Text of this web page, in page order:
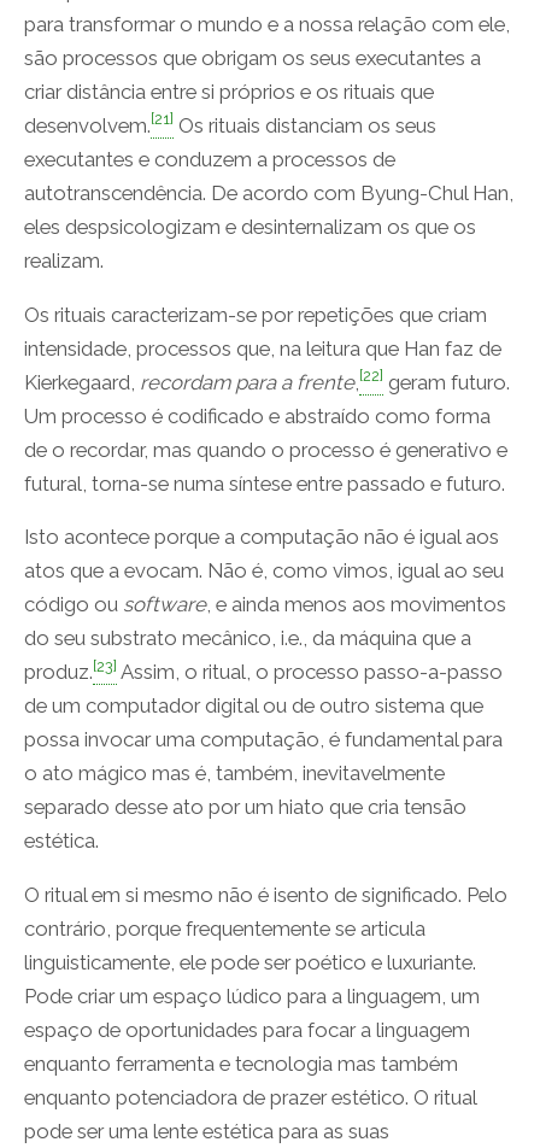
para transformar o mundo e a nossa relação com ele,
são processos que obrigam os seus executantes a
criar distância entre si próprios e os rituais que
desenvolvem. [21] Os rituais distanciam os seus
executantes e conduzem a processos de
autotranscendência. De acordo com Byung-Chul Han,
eles despsicologizam e desinternalizam os que os
realizam.
Os rituais caracterizam-se por repetições que criam
intensidade, processos que, na leitura que Han faz de
Kierkegaard, recordam para a frente, [22] geram futuro.
Um processo é codificado e abstraído como forma
de o recordar, mas quando o processo é generativo e
futural, torna-se numa síntese entre passado e futuro.
Isto acontece porque a computação não é igual aos
atos que a evocam. Não é, como vimos, igual ao seu
código ou software, e ainda menos aos movimentos
do seu substrato mecânico, i.e., da máquina que a
produz. [23] Assim, o ritual, o processo passo-a-passo
de um computador digital ou de outro sistema que
possa invocar uma computação, é fundamental para
o ato mágico mas é, também, inevitavelmente
separado desse ato por um hiato que cria tensão
estética.
O ritual em si mesmo não é isento de significado. Pelo
contrário, porque frequentemente se articula
linguisticamente, ele pode ser poético e luxuriante.
Pode criar um espaço lúdico para a linguagem, um
espaço de oportunidades para focar a linguagem
enquanto ferramenta e tecnologia mas também
enquanto potenciadora de prazer estético. O ritual
pode ser uma lente estética para as suas